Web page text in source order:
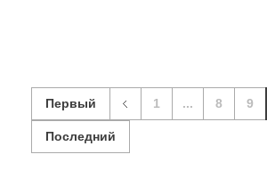
Первый 1 ... 8 9
Последний